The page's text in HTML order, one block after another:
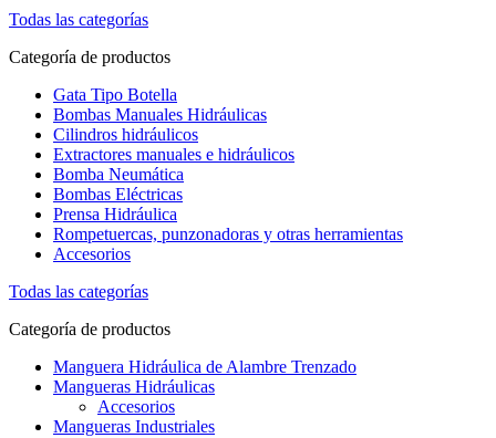
Todas las categorías
Categoría de productos
Gata Tipo Botella
Bombas Manuales Hidráulicas
Cilindros hidráulicos
Extractores manuales e hidráulicos
Bomba Neumática
Bombas Eléctricas
Prensa Hidráulica
Rompetuercas, punzonadoras y otras herramientas
Accesorios
Todas las categorías
Categoría de productos
Manguera Hidráulica de Alambre Trenzado
Mangueras Hidráulicas
Accesorios
Mangueras Industriales